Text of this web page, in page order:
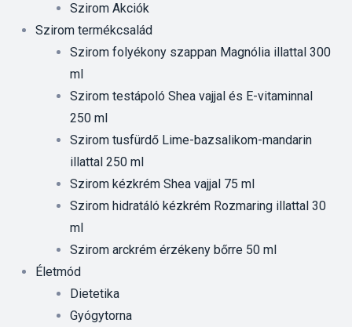
Szirom Akciók
Szirom termékcsalád
Szirom folyékony szappan Magnólia illattal 300
ml
Szirom testápoló Shea vajjal és E-vitaminnal
250 ml
Szirom tusfürdő Lime-bazsalikom-mandarin
illattal 250 ml
Szirom kézkrém Shea vajjal 75 ml
Szirom hidratáló kézkrém Rozmaring illattal 30
ml
Szirom arckrém érzékeny bőrre 50 ml
Életmód
Dietetika
Gyógytorna